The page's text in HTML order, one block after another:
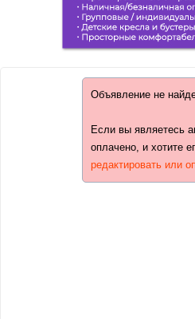
Объявление не
Если вы являетесь
оплачено, и хотите
редактировать или